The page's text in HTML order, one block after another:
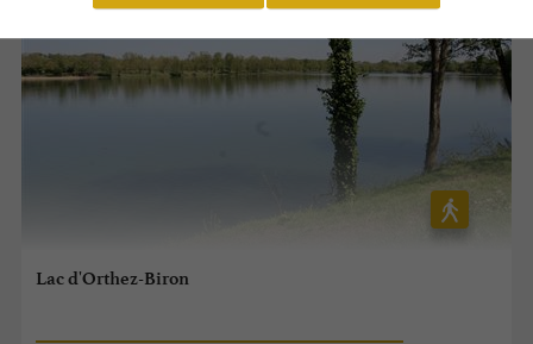
Lac d'Orthez-Biron